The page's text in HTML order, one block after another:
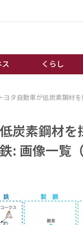
くらし
ヨタ自動車が低炭素鋼材
低炭素鋼材
: 画像一覧